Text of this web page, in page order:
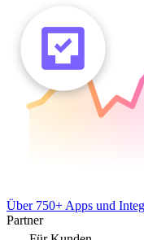
Über 750+ Apps und
Partner